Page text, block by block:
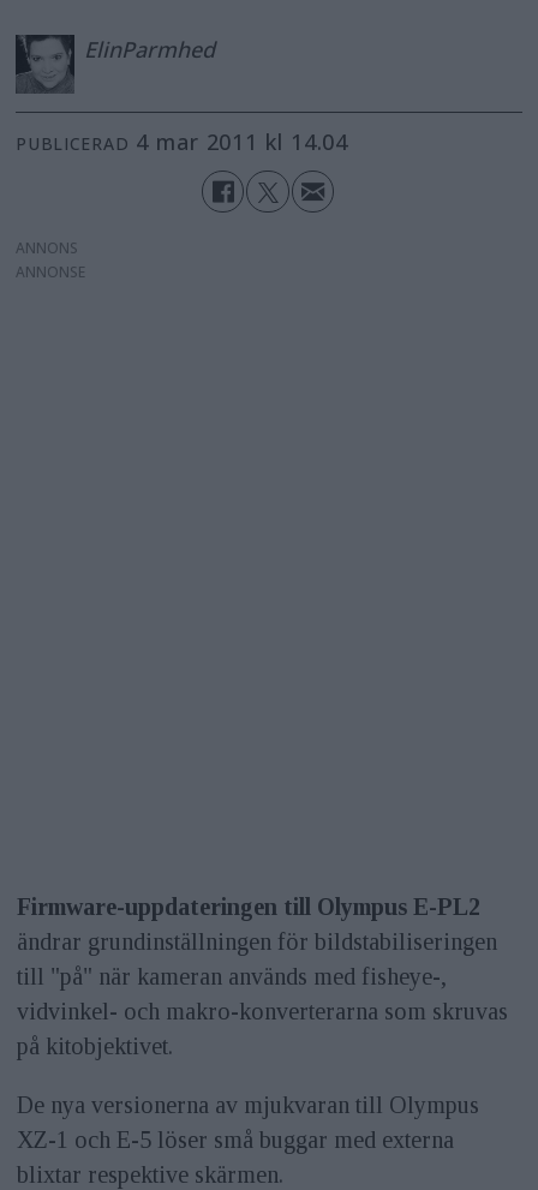
ElinParmhed
PUBLICERAD 4 mar 2011 kl 14.04
ANNONS
Firmware-uppdateringen till Olympus E-PL2
ändrar grundinställningen för bildstabiliseringen
till "på" när kameran används med fisheye-,
vidvinkel- och makro-konverterarna som skruvas
på kitobjektivet.
De nya versionerna av mjukvaran till Olympus
XZ-1 och E-5 löser små buggar med externa
blixtar respektive skärmen.